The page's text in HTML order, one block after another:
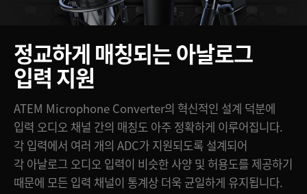
정교하게 매칭되는 아날로그
입력 지원
ATEM Microphone Converter의 혁신적인 설계 덕분에
입력 오디오 채널 간의 매칭도 아주 정확하게 이루어집니다.
각 입력에서 여러 개의 ADC가 지원되도록 설계되어
각 아날로그 오디오 입력이 비슷한 사양 및 허용도를 제공하기
때문에 모든 입력 채널이 통계상 더욱 균일하게 유지됩니다.